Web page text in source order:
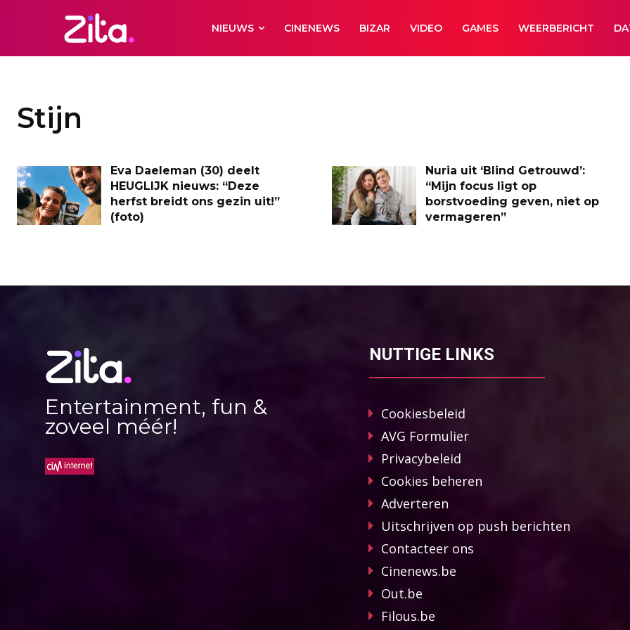
NIEUWS CINENEWS BIZAR VIDEO GAMES WEERBERICHT
Stijn
Eva Daeleman (30) deelt
HEUGLIJK nieuws: “Deze
herfst breidt ons gezin uit!”
(foto)
Nuria uit ‘Blind Getrouwd’:
“Mijn focus ligt op
borstvoeding geven, niet op
vermageren”
Entertainment, fun &
zoveel méér!
NUTTIGE LINKS
Cookiesbeleid
AVG Formulier
Privacybeleid
Cookies beheren
Adverteren
Uitschrijven op push berichten
Contacteer ons
Cinenews.be
Out.be
Filous.be